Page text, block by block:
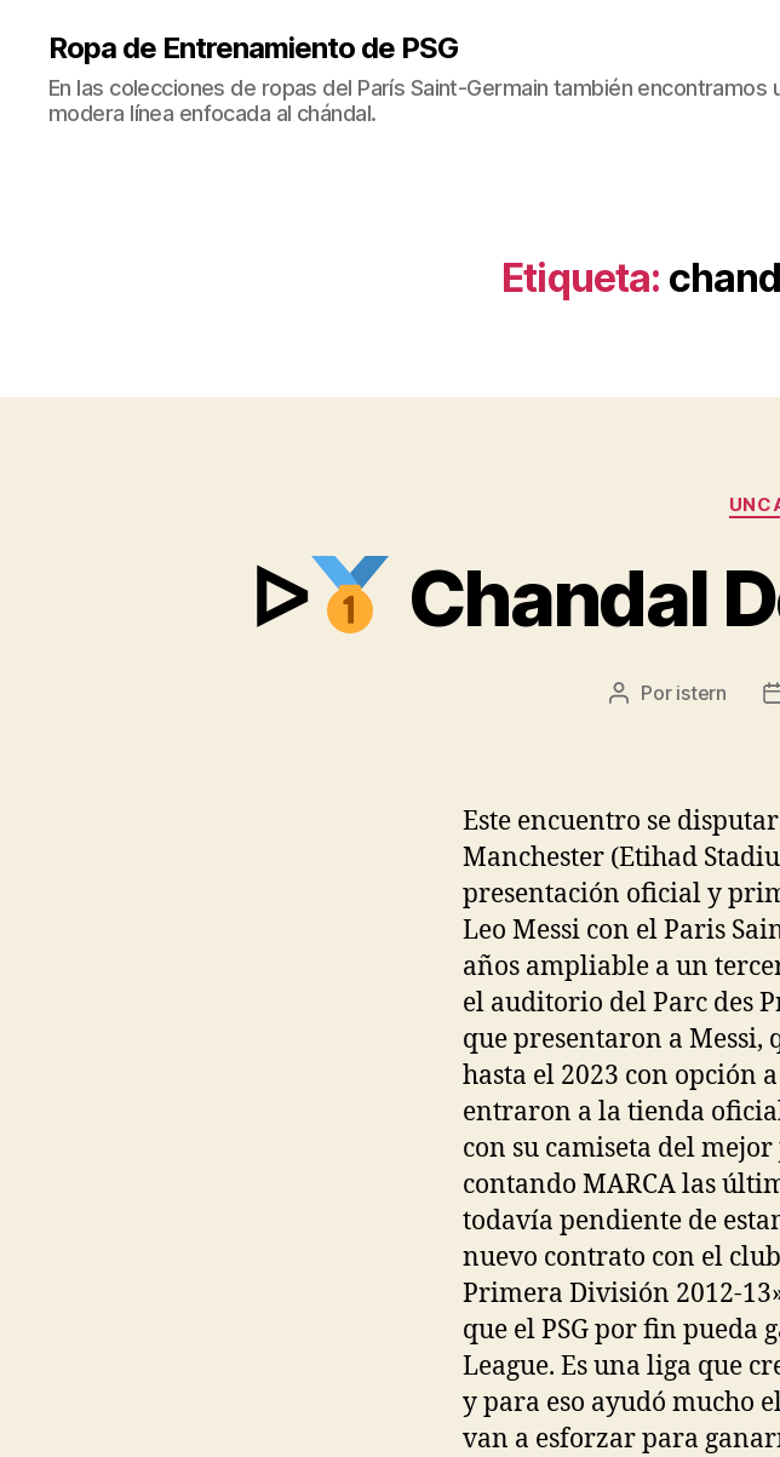
Ropa de Entrenamiento de PSG
En las colecciones de ropas del París Saint-Germain también encontramos
modera línea enfocada al chándal.
Etiqueta:
ᐅ Chandal
Autor
Por istern
Este encuentro se
Manchester (Etihad
presentación oficial y
Leo Messi con el Paris
años ampliable a un
el auditorio del Parc des
que presentaron a Messi,
hasta el 2023 con opción
entraron a la tienda
con su camiseta del
contando MARCA las
todavía pendiente de
nuevo contrato con el
Primera División 2012-
que el PSG por fin pueda
League. Es una liga que
y para eso ayudó mucho
van a esforzar para